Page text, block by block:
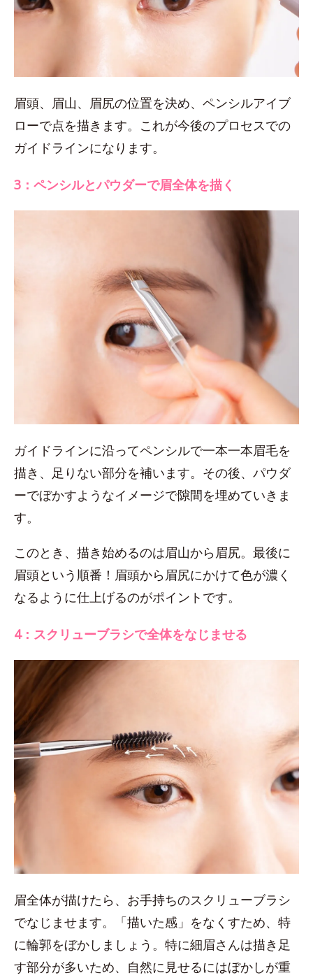
眉頭、眉山、眉尻の位置を決め、ペンシルアイブ
ローで点を描きます。これが今後のプロセスでの
ガイドラインになります。
3：ペンシルとパウダーで眉全体を描く
ガイドラインに沿ってペンシルで一本一本眉毛を
描き、足りない部分を補います。その後、パウダ
ーでぼかすようなイメージで隙間を埋めていきま
す。
このとき、描き始めるのは眉山から眉尻。最後に
眉頭という順番！眉頭から眉尻にかけて色が濃く
なるように仕上げるのがポイントです。
4：スクリューブラシで全体をなじませる
眉全体が描けたら、お手持ちのスクリューブラシ
でなじませます。「描いた感」をなくすため、特
に輪郭をぼかしましょう。特に細眉さんは描き足
す部分が多いため、自然に見せるにはぼかしが重